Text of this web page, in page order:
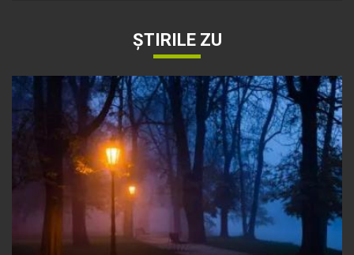
ȘTIRILE ZU